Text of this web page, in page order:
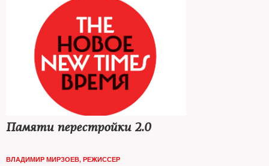
Памяти перестройки 2.0
ВЛАДИМИР МИРЗОЕВ, РЕЖИССЕР